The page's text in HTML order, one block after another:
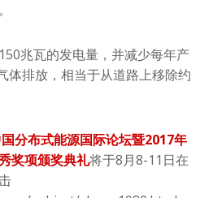
兆瓦的发电量，并减少每年产
体排放，相当于从道路上移除约
分布式能源国际论坛暨2017年
奖项颁奖典礼将于8月8-11日在